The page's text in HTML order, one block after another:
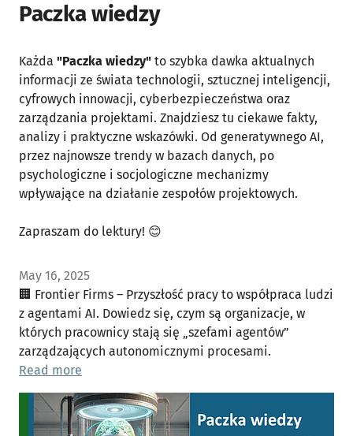
Paczka wiedzy
Każda "Paczka wiedzy" to szybka dawka aktualnych
informacji ze świata technologii, sztucznej inteligencji,
cyfrowych innowacji, cyberbezpieczeństwa oraz
zarządzania projektami. Znajdziesz tu ciekawe fakty,
analizy i praktyczne wskazówki. Od generatywnego AI,
przez najnowsze trendy w bazach danych, po
psychologiczne i socjologiczne mechanizmy
wpływające na działanie zespołów projektowych.
Zapraszam do lektury! 😊
May 16, 2025
🏢 Frontier Firms – Przyszłość pracy to współpraca ludzi
z agentami AI. Dowiedz się, czym są organizacje, w
których pracownicy stają się „szefami agentów”
zarządzających autonomicznymi procesami.
Read more